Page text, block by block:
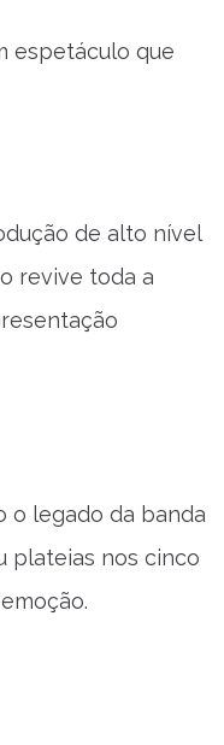
espetáculo que
de alto nível
revive toda a
o legado da banda
plateias nos cinco